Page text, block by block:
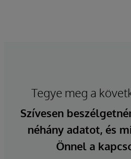
Tegye meg a
Szívesen
néhány adatot, és
Önnel a